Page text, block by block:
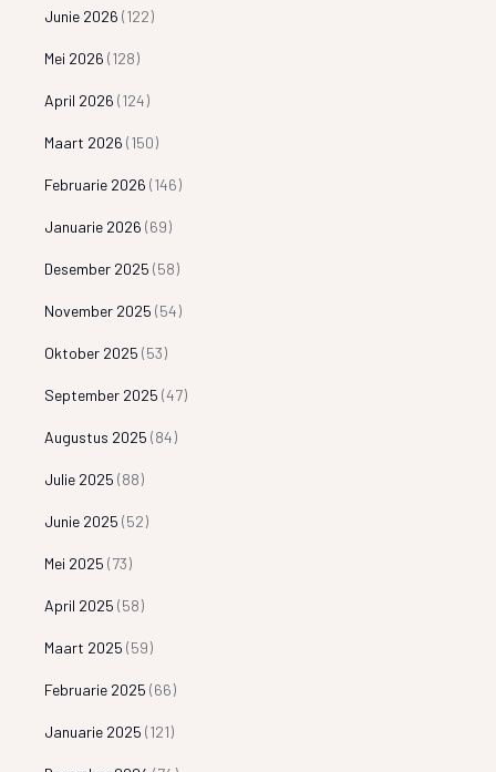
Junie 2026 (122)
Mei 2026 (128)
April 2026 (124)
Maart 2026 (150)
Februarie 2026 (146)
Januarie 2026 (69)
Desember 2025 (58)
November 2025 (54)
Oktober 2025 (53)
September 2025 (47)
Augustus 2025 (84)
Julie 2025 (88)
Junie 2025 (52)
Mei 2025 (73)
April 2025 (58)
Maart 2025 (59)
Februarie 2025 (66)
Januarie 2025 (121)